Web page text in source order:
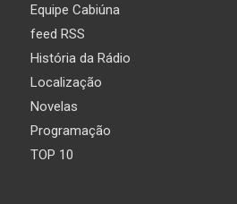
Equipe Cabiúna
feed RSS
História da Rádio
Localização
Novelas
Programação
TOP 10